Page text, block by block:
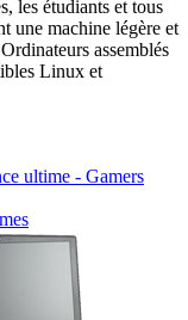
les étudiants et tous
une machine légère et
assemblés
Linux et